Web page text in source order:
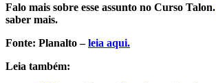
Falo mais sobre esse assunto no Curso Talon.
saber mais.
Fonte: Planalto –leia aqui.
Leia também: